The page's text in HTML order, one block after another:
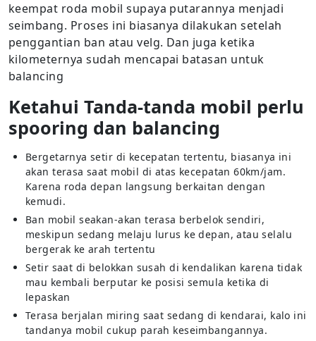
keempat roda mobil supaya putarannya menjadi
seimbang. Proses ini biasanya dilakukan setelah
penggantian ban atau velg. Dan juga ketika
kilometernya sudah mencapai batasan untuk
balancing
Ketahui Tanda-tanda mobil perlu
spooring dan balancing
Bergetarnya setir di kecepatan tertentu, biasanya ini
akan terasa saat mobil di atas kecepatan 60km/jam.
Karena roda depan langsung berkaitan dengan
kemudi.
Ban mobil seakan-akan terasa berbelok sendiri,
meskipun sedang melaju lurus ke depan, atau selalu
bergerak ke arah tertentu
Setir saat di belokkan susah di kendalikan karena tidak
mau kembali berputar ke posisi semula ketika di
lepaskan
Terasa berjalan miring saat sedang di kendarai, kalo ini
tandanya mobil cukup parah keseimbangannya.